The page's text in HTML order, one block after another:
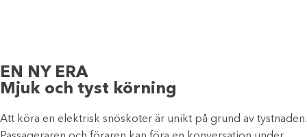
EN NY ERA
Mjuk och tyst körning
Att köra en elektrisk snöskoter är unikt på grund av tystnaden.